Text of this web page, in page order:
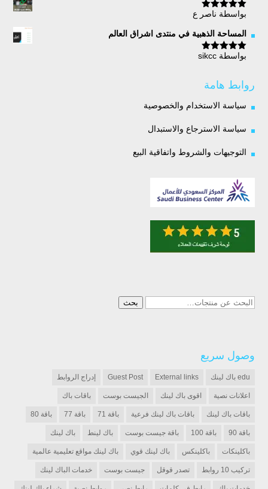
تم التقييم5
بواسطة ناصر ع
المساحة الذهبية في منتدى اشراق العالم
تم التقييم5
بواسطة sikcc
روابط هامة
سياسة الاستخدام والخصوصية
سياسة الاسترجاع والاستبدال
التوجيهات والشروط واتفاقية البيع
البحث
بحث
وصول سريع
edu باك لينك External links
Guest Post إدراج الروابط
اعلانات نصية اقوى باك لينك الجيست بوست باقات باك
باقات باك لينك باقات باك لينك فرعية باقة 71 باقة 77 باقة 80
باقة 90 باقة 100 باقة جيست بوست باك لينط باك لينك
باكلينكات باكلينكس باك لينك قوي باك لينك مواقع تعليمية عالمية
تركيب 10 روابط تصدر قوقل جيست بوست خدمات الباك لينك